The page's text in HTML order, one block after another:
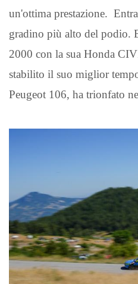
un'ottima prestazione.
gradino più alto del podio.
2000 con la sua Honda
stabilito il suo miglior
Peugeot 106, ha trionfato